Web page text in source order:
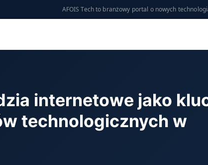
AFOIS Tech to branżowy portal o nowych
internetowe jako
technologicznych w